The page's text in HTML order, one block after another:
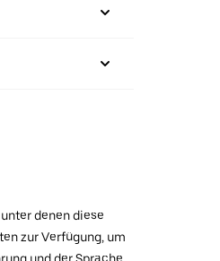
denen diese
zur Verfügung, um